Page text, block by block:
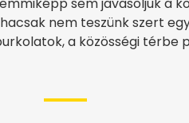
nem teszünk szert
a közösségi térbe